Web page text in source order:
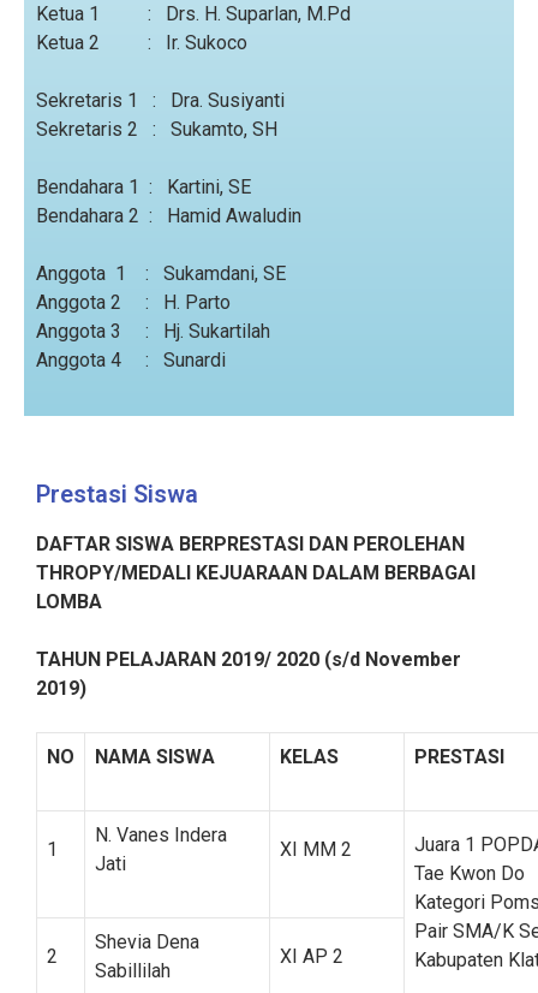
Ketua 1 : Drs. H. Suparlan, M.Pd
Ketua 2 : Ir. Sukoco
Sekretaris 1 : Dra. Susiyanti
Sekretaris 2 : Sukamto, SH
Bendahara 1 : Kartini, SE
Bendahara 2 : Hamid Awaludin
Anggota 1 : Sukamdani, SE
Anggota 2 : H. Parto
Anggota 3 : Hj. Sukartilah
Anggota 4 : Sunardi
Prestasi Siswa
DAFTAR SISWA BERPRESTASI DAN PEROLEHAN
THROPY/MEDALI KEJUARAAN DALAM BERBAGAI
LOMBA
TAHUN PELAJARAN 2019/ 2020 (s/d November
2019)
NO NAMA SISWA KELAS PRESTASI
1
N. Vanes Indera
Jati
XI MM 2
Juara 1
Tae Kwon Do
Kategori
Pair SMA/K
Kabupaten
2
Shevia Dena
Sabillilah
XI AP 2